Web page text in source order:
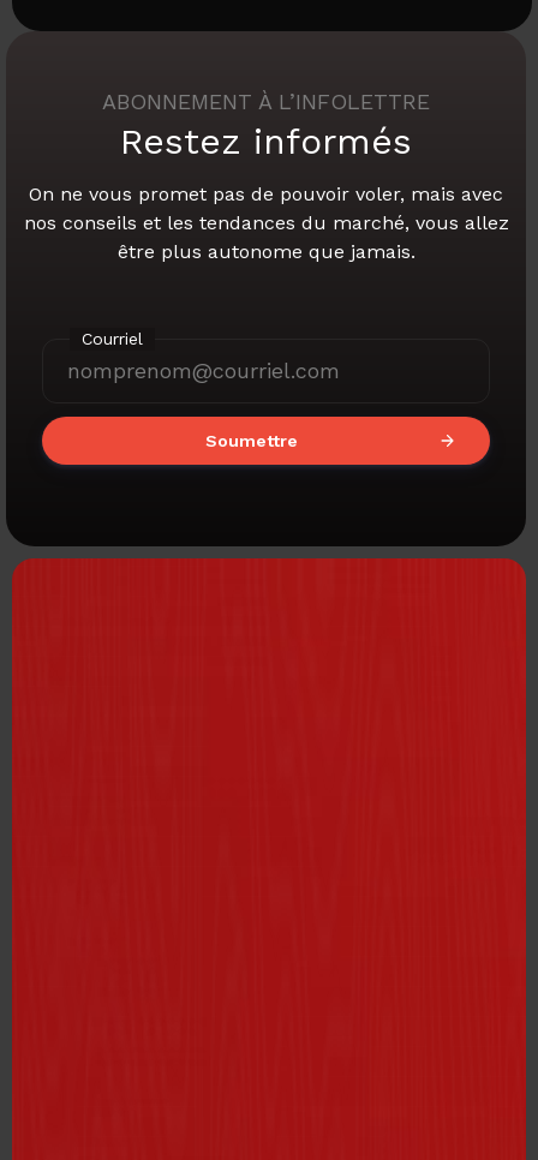
ABONNEMENT À L’INFOLETTRE
Restez informés
On ne vous promet pas de pouvoir voler, mais avec
nos conseils et les tendances du marché, vous allez
être plus autonome que jamais.
Courriel